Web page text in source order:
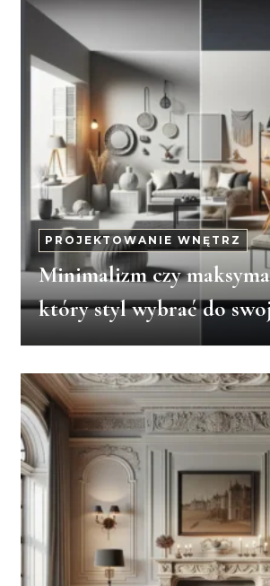
PROJEKTOWANIE WNĘTRZ
Minimalizm czy
który styl wybrać do